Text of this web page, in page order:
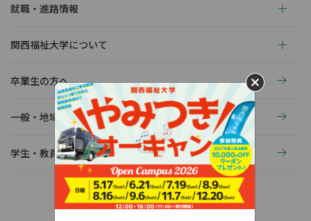
就職・進路情報
関西福祉大学について
卒業生の方へ
一般・地域の方へ
学生・教員の活動